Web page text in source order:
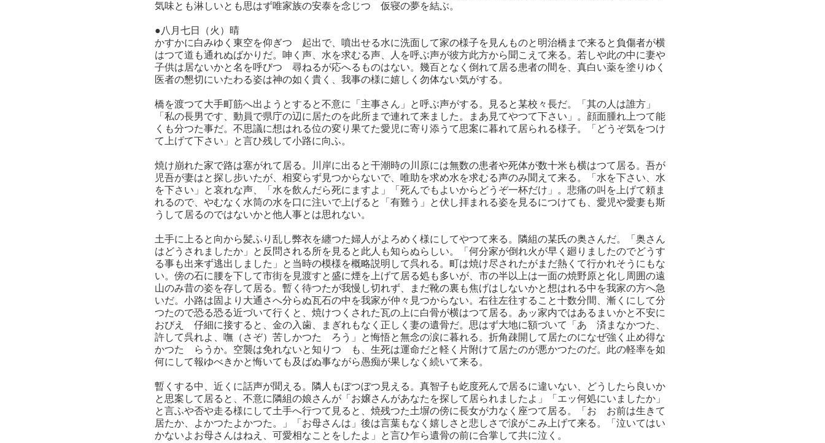
気味とも淋しいとも思はず唯家族の安泰を念じつゝ仮寝の夢を結ぶ。
●八月七日（火）晴
かすかに白みゆく東空を仰ぎつゝ起出で、噴出せる水に洗面して家の様子を見んものと明治橋まで来ると負傷者が横
はつて道も通れぬばかりだ。呻く声、水を求むる声、人を呼ぶ声が彼方此方から聞こえて来る。若しや此の中に妻や
子供は居ないかと名を呼びつゝ尋ねるが応へるものはない。幾百となく倒れて居る患者の間を、真白い薬を塗りゆく
医者の懇切にいたわる姿は神の如く貴く、我事の様に嬉しく勿体ない気がする。
橋を渡つて大手町筋へ出ようとすると不意に「主事さん」と呼ぶ声がする。見ると某校々長だ。「其の人は誰方」
「私の長男です、動員で県庁の辺に居たのを此所まで連れて来ました。まあ見てやつて下さい」。顔面腫れ上つて能
くも分つた事だ。不思議に想はれる位の変り果てた愛児に寄り添うて思案に暮れて居られる様子。「どうぞ気をつけ
て上げて下さい」と言ひ残して小路に向ふ。
焼け崩れた家で路は塞がれて居る。川岸に出ると干潮時の川原には無数の患者や死体が数十米も横はつて居る。吾が
児吾が妻はと探し步いたが、相変らず見つからないで、唯助を求め水を求むる声のみ聞えて来る。「水を下さい、水
を下さい」と哀れな声、「水を飲んだら死にますよ」「死んでもよいからどうぞ一杯だけ」。悲痛の叫を上げて頼ま
れるので、やむなく水筒の水を口に注いで上げると「有難う」と伏し拝まれる姿を見るにつけても、愛児や愛妻も斯
うして居るのではないかと他人事とは思れない。
土手に上ると向から髪ふり乱し弊衣を纏つた婦人がよろめく様にしてやつて来る。隣組の某氏の奥さんだ。「奥さん
はどうされましたか」と反問される所を見ると此人も知らぬらしい。「何分家が倒れ火が早く廻りましたのでどうす
る事も出来ず逃出しました」と当時の模様を概略説明して呉れる。町は焼け尽されたがまだ熱くて行かれそうにもな
い。傍の石に腰を下して市街を見渡すと盛に煙を上げて居る処も多いが、市の半以上は一面の焼野原と化し周囲の遠
山のみ昔の姿を存して居る。暫く待つたが我慢し切れず、まだ靴の裏も焦げはしないかと想はれる中を我家の方へ急
いだ。小路は固より大通さへ分らぬ瓦石の中を我家が仲々見つからない。右往左往すること十数分間、漸くにして分
つたので恐る恐る近づいて行くと、焼けつくされた瓦の上に白骨が横はつて居る。あッ家内ではあるまいかと不安に
おびえゝ仔細に接すると、金の入歯、まぎれもなく正しく妻の遺骨だ。思はず大地に額づいて「あゝ済まなかつた、
許して呉れよ、嘸（さぞ）苦しかつたゞろう」と悔悟と無念の涙に暮れる。折角疎開して居たのになぜ強く止め得な
かつたゞらうか。空襲は免れないと知りつゝも、生死は運命だと軽く片附けて居たのが悪かつたのだ。此の軽率を如
何にして報ゆべきかと悔いても及ばぬ事ながら愚痴が果しなく続いて来る。
暫くする中、近くに話声が聞える。隣人もぼつぼつ見える。真智子も屹度死んで居るに違いない、どうしたら良いか
と思案して居ると、不意に隣組の娘さんが「お嬢さんがあなたを探して居られましたよ」「エッ何処にいましたか」
と言ふや否や走る様にして土手へ行つて見ると、焼残つた土塀の傍に長女が力なく座つて居る。「おゝお前は生きて
居たか、よかつたよかつた。」「お母さんは」後は言葉もなく嬉しさと悲しさで涙がこみ上げて来る。「泣いてはい
かないよお母さんはねえ、可愛相なことをしたよ」と言ひ乍ら遺骨の前に合掌して共に泣く。